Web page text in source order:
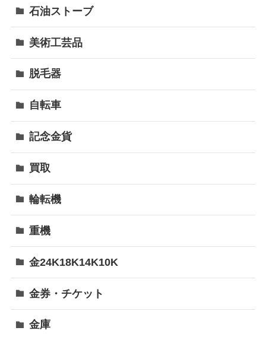
石油ストーブ
美術工芸品
脱毛器
自転車
記念金貨
買取
輪転機
重機
金24K18K14K10K
金券・チケット
金庫